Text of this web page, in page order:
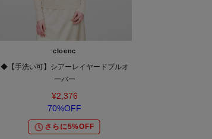
cloenc
◆【手洗い可】シアーレイヤードプルオ
ーバー
¥2,376
70%OFF
さらに5%OFF